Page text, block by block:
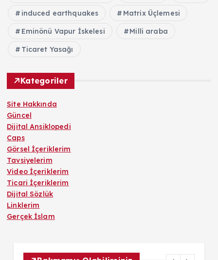
induced earthquakes Matrix Üçlemesi
Eminönü Vapur İskelesi Milli araba
Ticaret Yasağı
Kategoriler
Site Hakkında
Güncel
Dijital Ansiklopedi
Caps
Görsel İçeriklerim
Tavsiyelerim
Video İçeriklerim
Ticari İçeriklerim
Dijital Sözlük
Linklerim
Gerçek İslam